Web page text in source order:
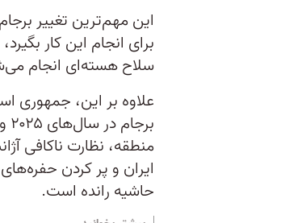
این مهم‌ترین تغییر
برای انجام این کار
سلاح هسته‌ای انجام
علاوه بر این، جمهوری
منطقه، نظارت ناکافی
ایران و پر کردن
حاشیه رانده‌ است.